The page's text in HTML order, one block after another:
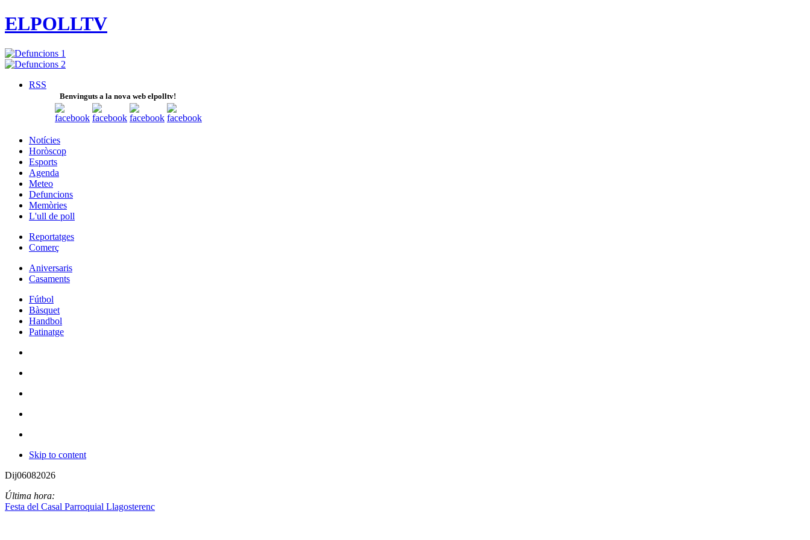
ELPOLLTV
RSS
Benvinguts a la nova web elpolltv!
Notícies
Horòscop
Esports
Agenda
Meteo
Defuncions
Memòries
L'ull de poll
Reportatges
Comerç
Aniversaris
Casaments
Fútbol
Bàsquet
Handbol
Patinatge
Skip to content
Dij06082026
Última hora:
Festa del Casal Parroquial Llagosterenc